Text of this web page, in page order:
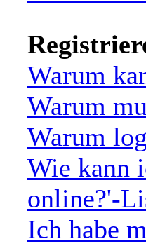
Warum
Warum
Warum
Wie kann
online?'-
Ich habe